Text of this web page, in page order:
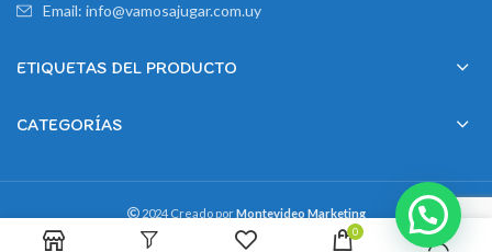
Email: info@vamosajugar.com.uy
ETIQUETAS DEL PRODUCTO
CATEGORÍAS
2024 Creado porMontevideo Marketing
0